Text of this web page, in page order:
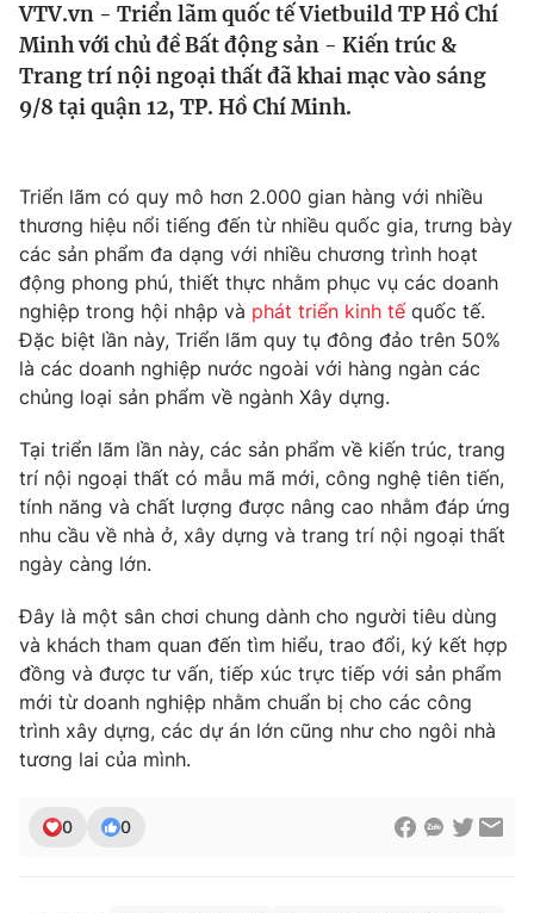
Thế giới
Tin tức
Thế giới đó đây
Kinh tế
Thị trường
Góc doanh nghiệp
Truyền hình
Phim VTV
Hậu trường
Nhân vật
Giải sao mai
Giải trí
Điện ảnh
Âm nhạc
Sao
Đời sống
Làm đẹp
Chất lượng cuộc sống
Giáo dục
Tuyển sinh
Học trực tuyến
Công nghệ
Hitech Công nghệ tương lai
Sản phẩm
Thị trường
Tư vấn
Giao lưu trực tuyến
Lịch phát sóng
Chuyên mục khác
Emagazine
VTV.vn - Triển lãm quốc tế Vietbuild TP Hồ Chí
Minh với chủ đề Bất động sản - Kiến trúc &
Trang trí nội ngoại thất đã khai mạc vào sáng
9/8 tại quận 12, TP. Hồ Chí Minh.
Triển lãm có quy mô hơn 2.000 gian hàng với nhiều
thương hiệu nổi tiếng đến từ nhiều quốc gia, trưng bày
các sản phẩm đa dạng với nhiều chương trình hoạt
động phong phú, thiết thực nhằm phục vụ các doanh
nghiệp trong hội nhập và phát triển kinh tếquốc tế.
Đặc biệt lần này, Triển lãm quy tụ đông đảo trên 50%
là các doanh nghiệp nước ngoài với hàng ngàn các
chủng loại sản phẩm về ngành Xây dựng.
Tại triển lãm lần này, các sản phẩm về kiến trúc, trang
trí nội ngoại thất có mẫu mã mới, công nghệ tiên tiến,
tính năng và chất lượng được nâng cao nhằm đáp ứng
nhu cầu về nhà ở, xây dựng và trang trí nội ngoại thất
ngày càng lớn.
Đây là một sân chơi chung dành cho người tiêu dùng
và khách tham quan đến tìm hiểu, trao đổi, ký kết hợp
đồng và được tư vấn, tiếp xúc trực tiếp với sản phẩm
mới từ doanh nghiệp nhằm chuẩn bị cho các công
trình xây dựng, các dự án lớn cũng như cho ngôi nhà
tương lai của mình.
0 0